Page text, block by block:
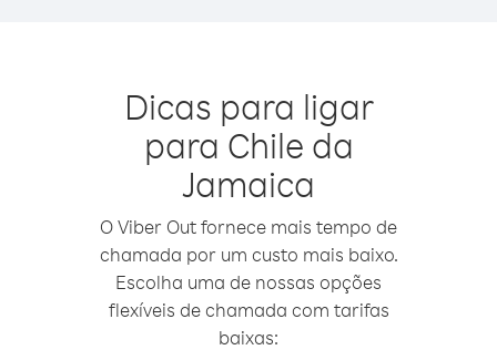
Dicas para ligar
para Chile da
Jamaica
O Viber Out fornece mais tempo de
chamada por um custo mais baixo.
Escolha uma de nossas opções
flexíveis de chamada com tarifas
baixas: